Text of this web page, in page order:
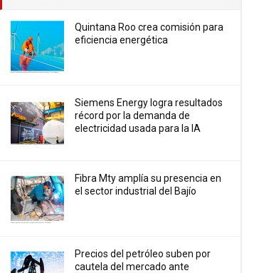
Quintana Roo crea comisión para
eficiencia energética
Siemens Energy logra resultados
récord por la demanda de
electricidad usada para la IA
Fibra Mty amplía su presencia en
el sector industrial del Bajío
Precios ⁠del petróleo suben por
cautela del mercado ante